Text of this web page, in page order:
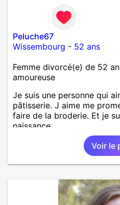
Peluche67
Wissembourg - 52 ans
Femme divorcé(e) de 52
amoureuse
Je suis une personne qui
pâtisserie. J aime me
faire de la broderie. Et je
naissance.
Voir le